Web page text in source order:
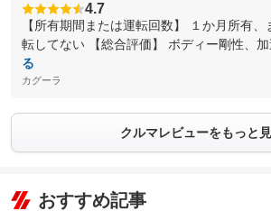
4.7
【所有期間または運転回数】 １か月所有
転してない 【総合評価】 ボディー剛性、加
る
カグーラ
クルマレビューをもっと
おすすめ記事